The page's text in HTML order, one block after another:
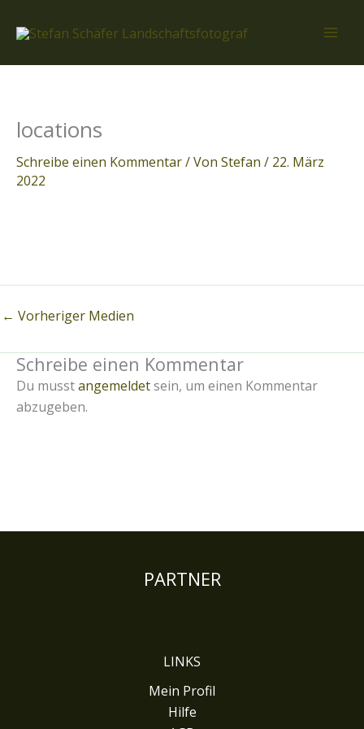
Inhalt
locations
Schreibe einen Kommentar/ Von Stefan / 22. März
2022
← Vorheriger Medien
Schreibe einen Kommentar
Du musstangemeldetsein, um einen Kommentar
abzugeben.
PARTNER
LINKS
Mein Profil
Hilfe